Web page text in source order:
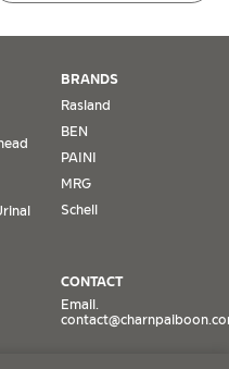
BRANDS
Rasland
BEN
PAINI
MRG
Schell
CONTACT
Email.